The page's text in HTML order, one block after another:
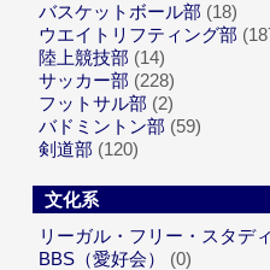
バスケットボール部 (18)
ウエイトリフティング部
陸上競技部 (14)
サッカー部 (228)
フットサル部 (2)
バドミントン部 (59)
剣道部 (120)
文化系
リーガル・フリー・スタデ
BBS（愛好会）
(0)